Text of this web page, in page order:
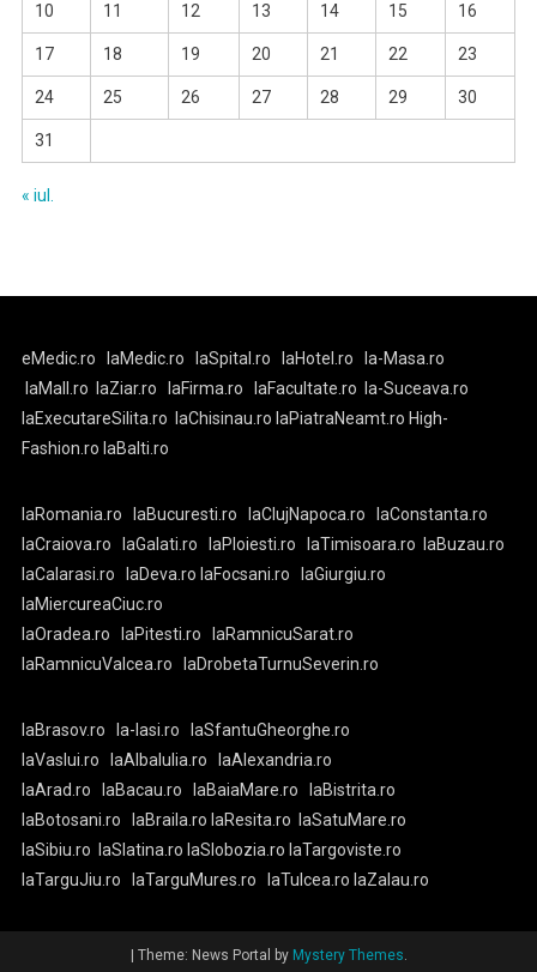
10 11 12 13 14 15 16
17 18 19 20 21 22 23
24 25 26 27 28 29 30
31
« iul.
eMedic.ro laMedic.ro laSpital.ro laHotel.ro
la-Masa.ro
laMall.ro
laZiar.ro laFirma.ro laFacultate.ro
la-Suceava.ro
laExecutareSilita.ro
laChisinau.ro laPiatraNeamt.ro High-
Fashion.ro laBalti.ro
laRomania.ro laBucuresti.ro laClujNapoca.ro
laConstanta.ro
laCraiova.ro
laGalati.ro laPloiesti.ro laTimisoara.ro
laBuzau.ro
laCalarasi.ro
laDeva.ro laFocsani.ro
laGiurgiu.ro
laMiercureaCiuc.ro
laOradea.ro
laPitesti.ro
laRamnicuSarat.ro
laRamnicuValcea.ro
laDrobetaTurnuSeverin.ro
laBrasov.ro la-Iasi.ro
laSfantuGheorghe.ro
laVaslui.ro
laAlbaIulia.ro
laAlexandria.ro
laArad.ro
laBacau.ro laBaiaMare.ro
laBistrita.ro
laBotosani.ro
laBraila.ro laResita.ro
laSatuMare.ro
laSibiu.ro
laSlatina.ro laSlobozia.ro laTargoviste.ro
laTarguJiu.ro
laTarguMures.ro laTulcea.ro laZalau.ro
Theme: News Portal by Mystery Themes.